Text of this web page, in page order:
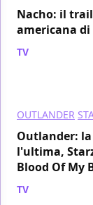
Nacho: il
americana di
TV
OUTLANDER
Outlander:
l'ultima,
Blood Of My
TV